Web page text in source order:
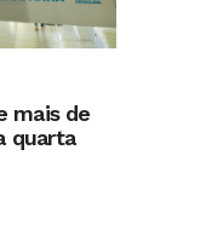
mais de
quarta